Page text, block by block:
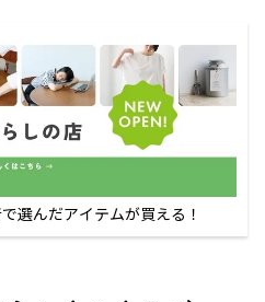
選んだアイテムが買える！